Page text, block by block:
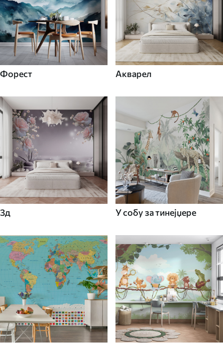
Форест Акварел
3д У собу за тинејџере